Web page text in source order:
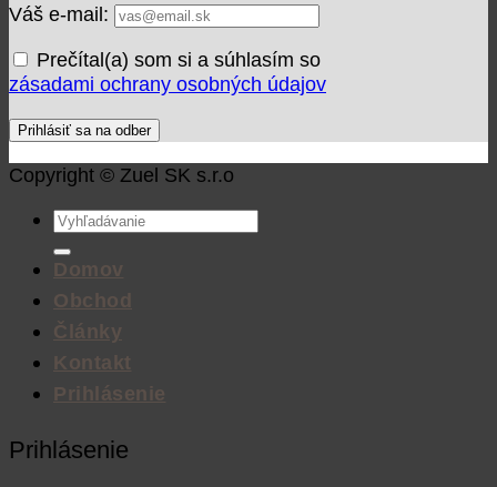
Váš e-mail:
Prečítal(a) som si a súhlasím so
zásadami ochrany osobných údajov
Copyright © Zuel SK s.r.o
Hľadať:
Domov
Obchod
Články
Kontakt
Prihlásenie
Prihlásenie